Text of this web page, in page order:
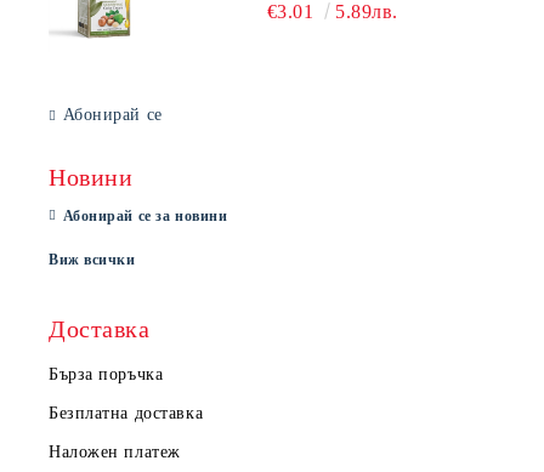
€3.01 5.89лв.
Абонирай се
Новини
Абонирай се за новини
Виж всички
Доставка
Бърза поръчка
Безплатна доставка
Наложен платеж